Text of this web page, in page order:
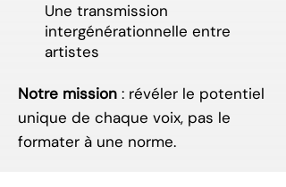
Une transmission
intergénérationnelle entre
artistes
Notre mission : révéler le potentiel
unique de chaque voix, pas le
formater à une norme.